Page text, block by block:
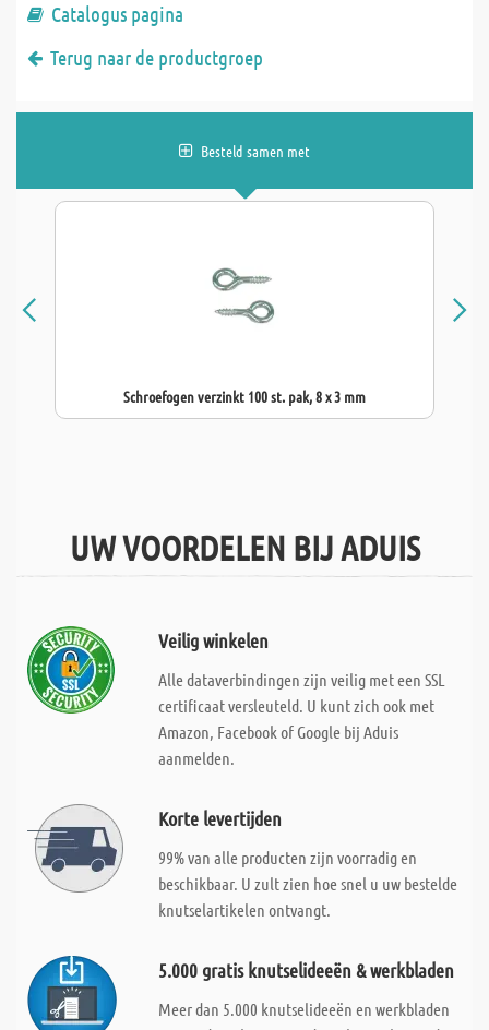
Catalogus pagina
Terug naar de productgroep
Besteld samen met
Schroefogen verzinkt 100 st. pak, 8 x 3 mm
UW VOORDELEN BIJ ADUIS
Veilig winkelen
Alle dataverbindingen zijn veilig met een SSL
certificaat versleuteld. U kunt zich ook met
Amazon, Facebook of Google bij Aduis
aanmelden.
Korte levertijden
99% van alle producten zijn voorradig en
beschikbaar. U zult zien hoe snel u uw bestelde
knutselartikelen ontvangt.
5.000 gratis knutselideeën & werkbladen
Meer dan 5.000 knutselideeën en werkbladen